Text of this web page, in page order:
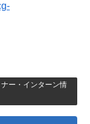
ー・インターン情